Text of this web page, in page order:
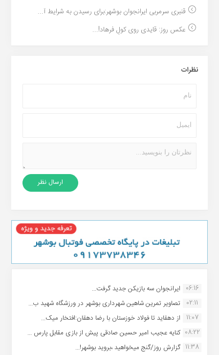
قنبری سرمربی ایرانجوان بوشهر:برای رسیدن به شرایط آ...
عکس روز: قایدی روی کولِ فرهاد!...
نظرات
06:16 ایرانجوان سه بازیکن جدید گرفت...
02:11
تصاویر تمرین شاهین شهردارى بوشهر در ورزشگاه شهید ب...
11:07
از دهقاید تا فولاد خوزستان با رضا دهقان:افتخار میک...
08:22 کنایه عجیب امیر حسین صادقی پیش از بازی مقابل پارس ...
11:38 گزارش روز/گنج میخواهید ،بروید بوشهر!...